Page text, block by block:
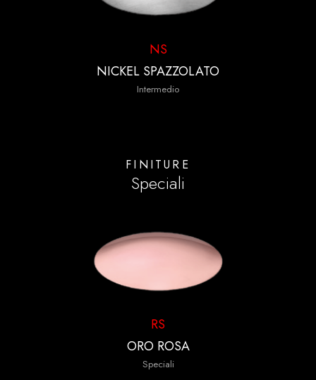
NS
NICKEL SPAZZOLATO
Intermedio
FINITURE
Speciali
RS
ORO ROSA
Speciali